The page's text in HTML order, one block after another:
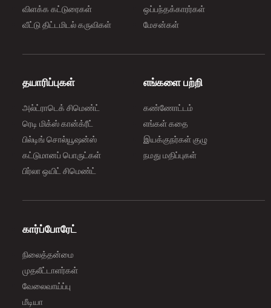
விளக்க கட்டுரைகள்
வீட்டு திட்டமிடல் கருவிகள்
ஒப்பந்தக்காரர்கள்
மேசன்கள்
தயாரிப்புகள்
அல்ட்ராடெக் சிமெண்ட்
ரெடி மிக்ஸ் கான்க்ரீட்
பில்டிங் சொல்யூஷன்ஸ்
கட்டுமானப் பொருட்கள்
பிர்லா ஒயிட் சிமெண்ட்
எங்களை பற்றி
கண்ணோட்டம்
எங்கள் கதை
இயக்குநர்கள் குழு
நமது மதிப்புகள்
கார்ப்போரேட்
நிலைத்தன்மை
முதலீட்டாளர்கள்
வேலைவாய்ப்பு
மீடியா